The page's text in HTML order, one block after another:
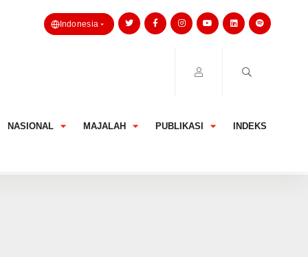
Indonesia
NASIONAL MAJALAH PUBLIKASI INDEKS